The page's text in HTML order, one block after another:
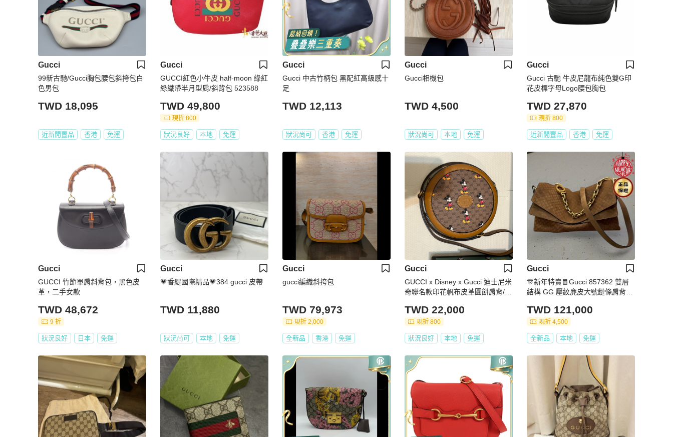
Gucci
99新古馳/Gucci胸包腰包斜挎包白
色男包
TWD 18,095
近新閒置品 香港 免運
Gucci
GUCCI紅色小牛皮 half-moon 綠紅
綠織帶半月型肩/斜背包 523588
TWD 49,800
現折 800
狀況良好 本地 免運
Gucci
Gucci 中古竹柄包 黑配紅高級感十
足
TWD 12,113
狀況尚可 香港 免運
Gucci
Gucci相機包
TWD 4,500
狀況尚可 本地 免運
Gucci
Gucci 古馳 牛皮尼龍布純色雙G印
花皮標字母Logo腰包胸包
TWD 27,870
現折 800
近新閒置品 香港 免運
Gucci
GUCCI 竹節單肩斜背包，黑色皮
革，二手女款
TWD 48,672
9 折
狀況良好 日本 免運
Gucci
💗香緹國際精品💗384 gucci 皮帶
TWD 11,880
狀況尚可 本地 免運
Gucci
gucci編織斜挎包
TWD 79,973
現折 2,000
全新品 香港 免運
Gucci
GUCCI x Disney x Gucci 迪士尼米
奇聯名款印花帆布皮革圓餅肩背/斜
TWD 22,000
現折 800
狀況良好 本地 免運
Gucci
🎊新年特賣🧧Gucci 857362 雙層
結構 GG 壓紋麂皮大號鏈條肩背包
TWD 121,000
現折 4,500
全新品 本地 免運